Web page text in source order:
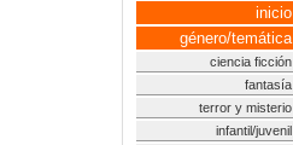
inicio
género/temática
ciencia ficción
fantasía
terror y misterio
infantil/juvenil